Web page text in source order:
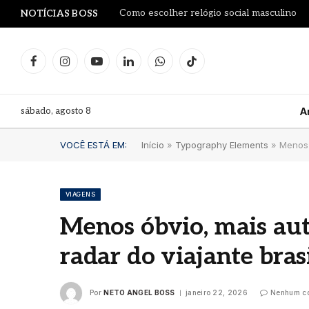
NOTÍCIAS BOSS Como escolher relógio social masculino
FacebookInstagramYouTubeLinkedInWhatsAppTikTok
sábado, agosto 8
VOCÊ ESTÁ EM: Início » Typography Elements »
VIAGENS
Menos óbvio, mais
radar do viajante
Por NETO ANGEL BOSS janeiro 22, 2026 Nenhum
Blue